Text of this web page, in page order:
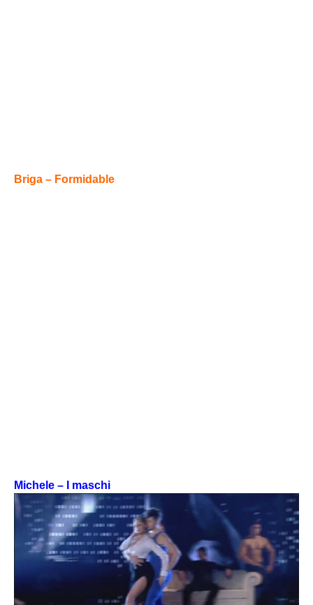
Briga – Formidable
Michele – I maschi